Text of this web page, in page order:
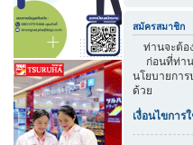
สมัครสมาชิก
ท่านจะต้อ
ก่อนที่ท่าน
นโยบายกา
ด้วย
เงื่อนไขการ